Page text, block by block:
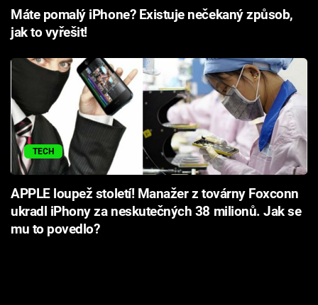
Sledujte nás
Máte pomalý iPhone? Existuje nečekaný způsob,
jak to vyřešit!
TECH
APPLE loupež století! Manažer z továrny Foxconn
ukradl iPhony za neskutečných 38 milionů. Jak se
mu to povedlo?